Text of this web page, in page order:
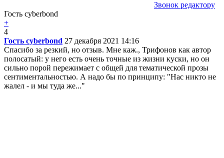
Звонок редактору
Гость cyberbond
+
4
Гость cyberbond 27 декабря 2021 14:16
Спасибо за резкий, но отзыв. Мне каж., Трифонов как автор
полосатый: у него есть очень точные из жизни куски, но он
сильно порой пережимает с общей для тематической прозы
сентиментальностью. А надо бы по принципу: "Нас никто не
жалел - и мы туда же..."